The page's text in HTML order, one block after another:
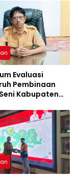
Evaluasi
Pembinaan
Kabupaten